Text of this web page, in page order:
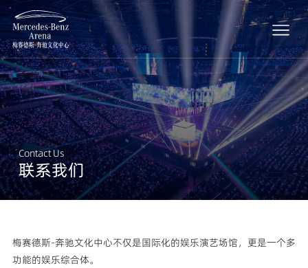
Contact Us
联系我们
梅赛德斯-奔驰文化中心不仅是国际化的娱乐演艺场馆，更是一个多
功能的娱乐综合体。